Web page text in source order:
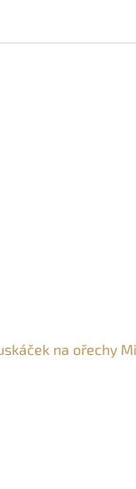
na ořechy